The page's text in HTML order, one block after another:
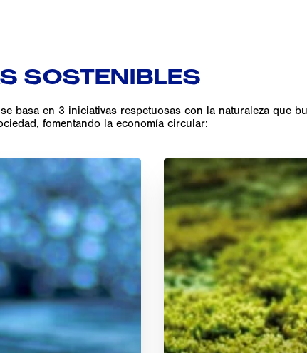
SOSTENIBLES
basa en 3 iniciativas respetuosas con la naturaleza que
fomentando la economía circular: